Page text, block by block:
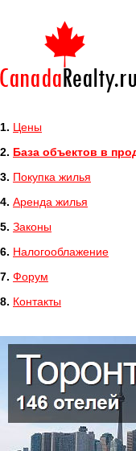
1. Цены
2. База объектов в
3. Покупка жилья
4. Аренда жилья
5. Законы
6. Налогооблажение
7. Форум
8. Контакты